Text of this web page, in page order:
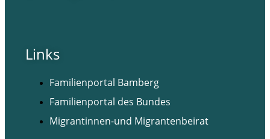
Links
Familienportal Bamberg
Familienportal des Bundes
Migrantinnen-und Migrantenbeirat